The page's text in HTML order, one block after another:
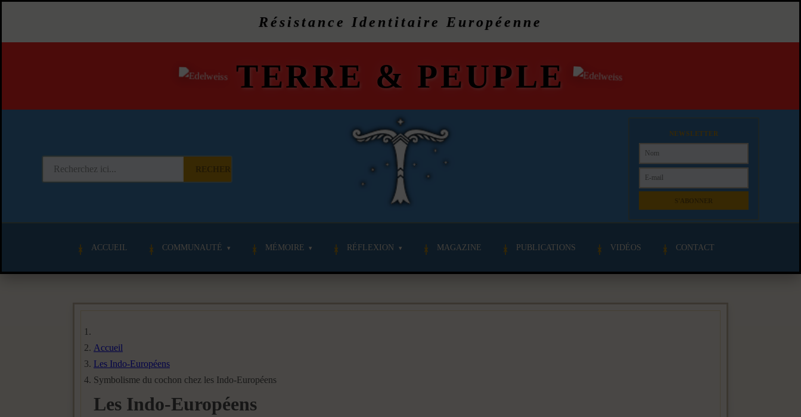
Résistance Identitaire Européenne
TERRE & PEUPLE
NEWSLETTER
ACCUEIL COMMUNAUTÉ MÉMOIRE RÉFLEXION MAGAZINE PUBLICATIONS VIDÉOS CONTACT
Accueil
Les Indo-Européens
Symbolisme du cochon chez les Indo-Européens
Les Indo-Européens